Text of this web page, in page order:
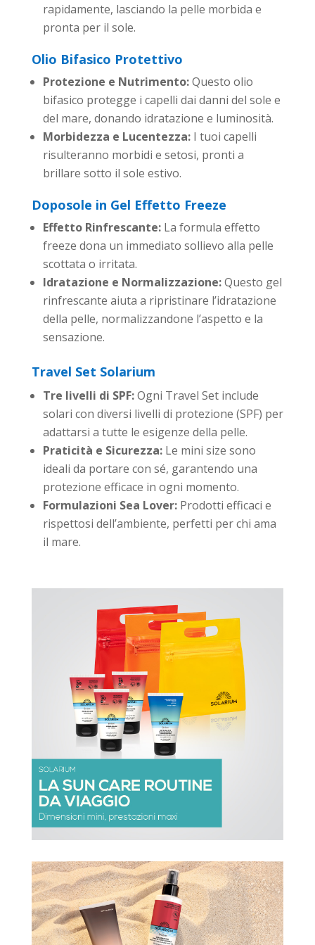
rapidamente, lasciando la pelle morbida e
pronta per il sole.
Olio Bifasico Protettivo
Protezione e Nutrimento:Questo olio
bifasico protegge i capelli dai danni del sole e
del mare, donando idratazione e luminosità.
Morbidezza e Lucentezza:I tuoi capelli
risulteranno morbidi e setosi, pronti a
brillare sotto il sole estivo.
Doposole in Gel Effetto Freeze
Effetto Rinfrescante:La formula effetto
freeze dona un immediato sollievo alla pelle
scottata o irritata.
Idratazione e Normalizzazione:Questo gel
rinfrescante aiuta a ripristinare l’idratazione
della pelle, normalizzandone l’aspetto e la
sensazione.
Travel Set Solarium
Tre livelli di SPF:Ogni Travel Set include
solari con diversi livelli di protezione (SPF) per
adattarsi a tutte le esigenze della pelle.
Praticità e Sicurezza:Le mini size sono
ideali da portare con sé, garantendo una
protezione efficace in ogni momento.
Formulazioni Sea Lover:Prodotti efficaci e
rispettosi dell’ambiente, perfetti per chi ama
il mare.